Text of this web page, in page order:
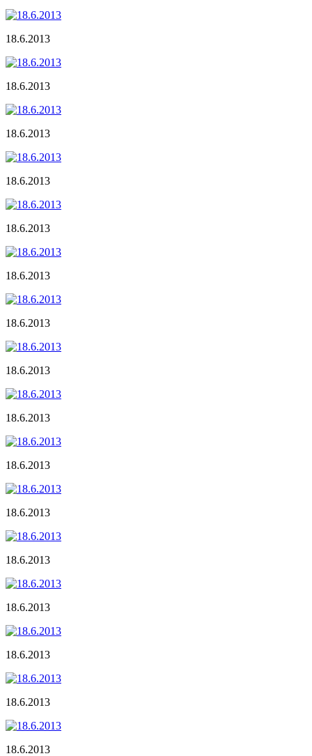
18.6.2013
18.6.2013
18.6.2013
18.6.2013
18.6.2013
18.6.2013
18.6.2013
18.6.2013
18.6.2013
18.6.2013
18.6.2013
18.6.2013
18.6.2013
18.6.2013
18.6.2013
18.6.2013